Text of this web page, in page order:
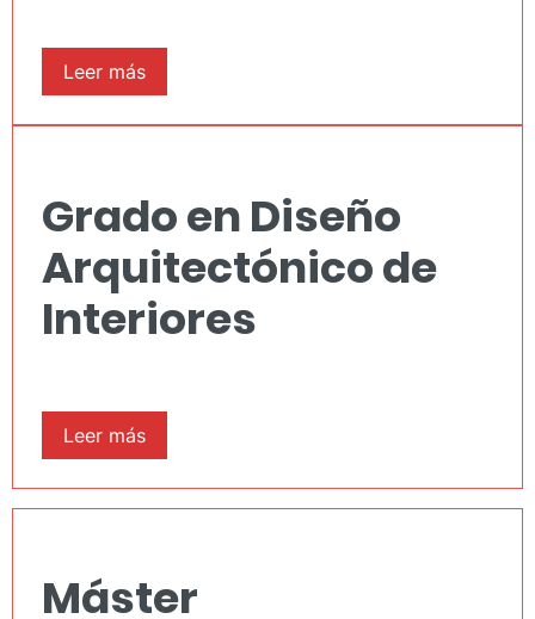
Leer más
Grado en Diseño
Arquitectónico de
Interiores
Leer más
Máster